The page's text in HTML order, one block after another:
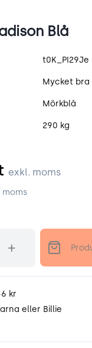
Blå
t0K_PI29Je
Mycket bra
Mörkblå
290 kg
exkl. moms
moms
+
kr
eller Billie